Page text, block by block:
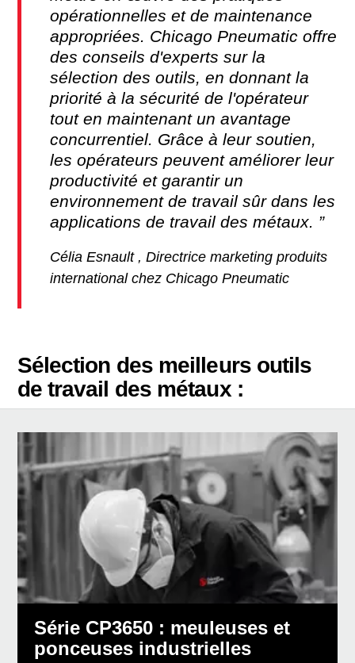
opérationnelles et de maintenance
appropriées. Chicago Pneumatic offre
des conseils d'experts sur la
sélection des outils, en donnant la
priorité à la sécurité de l'opérateur
tout en maintenant un avantage
concurrentiel. Grâce à leur soutien,
les opérateurs peuvent améliorer leur
productivité et garantir un
environnement de travail sûr dans les
applications de travail des métaux.
Célia Esnault , Directrice marketing produits
international chez Chicago Pneumatic
Sélection des meilleurs outils
de travail des métaux :
Série CP3650 : meuleuses et
ponceuses industrielles